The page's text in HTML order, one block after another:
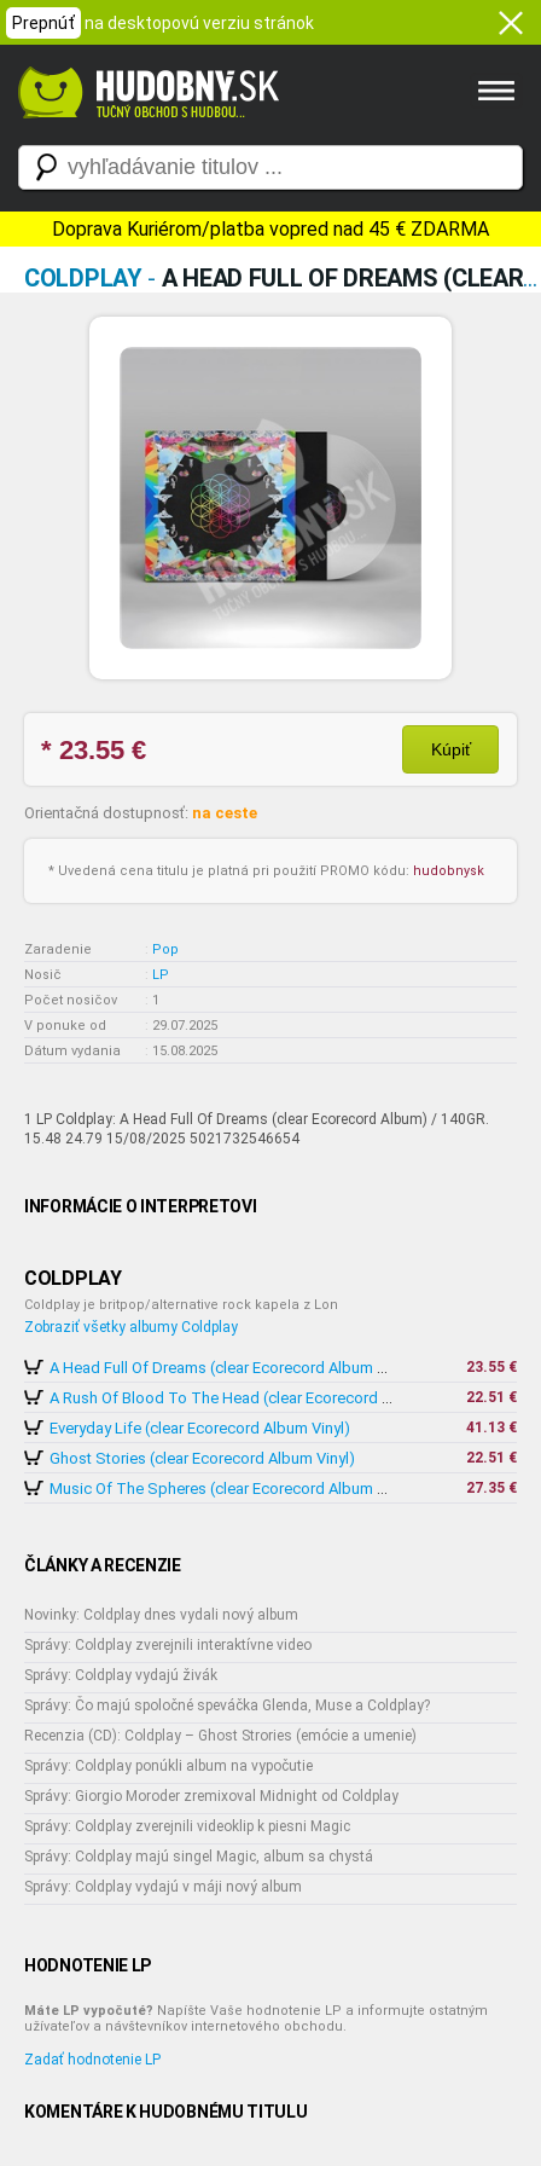
Prepnúť na desktopovú verziu stránok
Doprava Kuriérom/platba vopred nad 45 € ZDARMA
COLDPLAY- A HEAD FULL OF DREAMS (CLEAR ECORECORD ALBUM VINYL)
* 23.55 € Kúpiť
Orientačná dostupnosť: na ceste
* Uvedená cena titulu je platná pri použití PROMO kódu: hudobnysk
Zaradenie : Pop
Nosič
: LP
Počet nosičov
: 1
V ponuke od
: 29.07.2025
Dátum vydania
: 15.08.2025
1 LP Coldplay: A Head Full Of Dreams (clear Ecorecord Album) / 140GR.
15.48 24.79 15/08/2025 5021732546654
INFORMÁCIE O INTERPRETOVI
COLDPLAY
Coldplay je britpop/alternative rock kapela z Lon
Zobraziť všetky albumy Coldplay
A Head Full Of Dreams (clear Ecorecord Album Vinyl)
23.55 €
A Rush Of Blood To The Head (clear Ecorecord Album Vinyl)
22.51 €
Everyday Life (clear Ecorecord Album Vinyl) 41.13 €
Ghost Stories (clear Ecorecord Album Vinyl)
22.51 €
Music Of The Spheres (clear Ecorecord Album Vinyl)
27.35 €
ČLÁNKY A RECENZIE
Novinky: Coldplay dnes vydali nový album
Správy: Coldplay zverejnili interaktívne video
Správy: Coldplay vydajú živák
Správy: Čo majú spoločné speváčka Glenda, Muse a Coldplay?
Recenzia (CD): Coldplay – Ghost Strories (emócie a umenie)
Správy: Coldplay ponúkli album na vypočutie
Správy: Giorgio Moroder zremixoval Midnight od Coldplay
Správy: Coldplay zverejnili videoklip k piesni Magic
Správy: Coldplay majú singel Magic, album sa chystá
Správy: Coldplay vydajú v máji nový album
HODNOTENIE LP
Máte LP vypočuté? Napíšte Vaše hodnotenie LP a informujte ostatným
užívateľov a návštevníkov internetového obchodu.
Zadať hodnotenie LP
KOMENTÁRE K HUDOBNÉMU TITULU